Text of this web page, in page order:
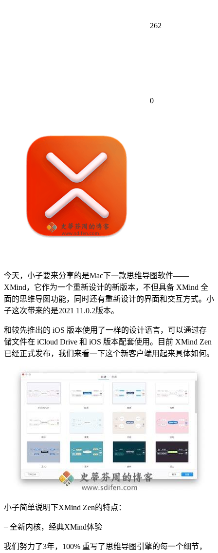
262
0
今天，小子要来分享的是Mac下一款思维导图软件——
XMind，它作为一个重新设计的新版本，不但具备 XMind 全
面的思维导图功能，同时还有重新设计的界面和交互方式。小
子这次带来的是2021 11.0.2版本。
和较先推出的 iOS 版本使用了一样的设计语言，可以通过存
储文件在 iCloud Drive 和 iOS 版本配套使用。目前 XMind Zen
已经正式发布，我们来看一下这个新客户端用起来具体如何。
小子简单说明下XMind Zen的特点：
– 全新内核，经典XMind体验
我们努力了3年，100% 重写了思维导图引擎的每一个细节，